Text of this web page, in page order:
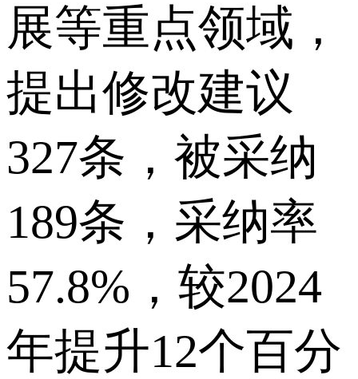
展等重点领域，
提出修改建议
327条，被采纳
189条，采纳率
57.8%，较2024
年提升12个百分